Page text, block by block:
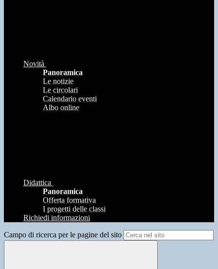
Novità
Panoramica
Le notizie
Le circolari
Calendario eventi
Albo online
Didattica
Panoramica
Offerta formativa
I progetti delle classi
Richiedi informazioni
Campo di ricerca per le pagine del sito